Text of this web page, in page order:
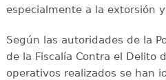
especialmente a la extorsión
Según las autoridades de la
de la Fiscalía Contra el Delito
operativos realizados se han